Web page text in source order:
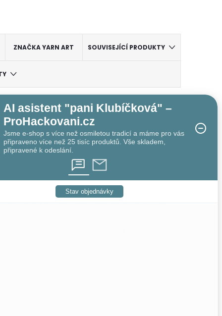
ZNAČKAYARN ART SOUVISEJÍCÍ PRODUKTY
čepičky, šálky, deky, povlaky na polštářky.
zobrazovat odlišně. Tuto vlastnost určují
AI asistent "pani Klubíčková" –
ProHackovani.cz
Jsme e-shop s více než osmiletou tradicí a máme pro vás
připraveno více než 25 tisíc produktů. Vše skladem,
připravené k odeslání.
Stav objednávky